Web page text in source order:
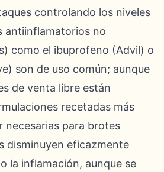
controlando los niveles
antiinflamatorios no
como el ibuprofeno (Advil) o
son de uso común; aunque
de venta libre están
recetadas más
necesarias para brotes
disminuyen eficazmente
la inflamación, aunque se